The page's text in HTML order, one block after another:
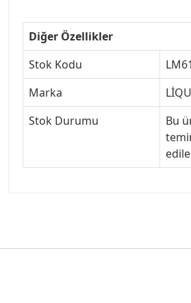
Diğer Özellikler
Stok Kodu
Marka
Stok Durumu
Bu